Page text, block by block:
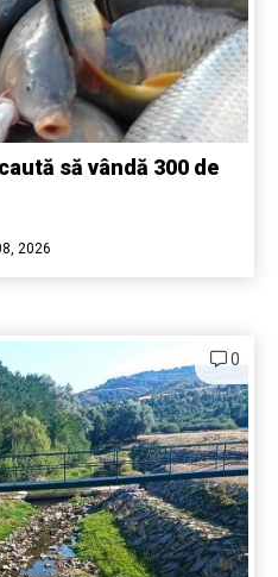
să vândă 300 de
2026
0